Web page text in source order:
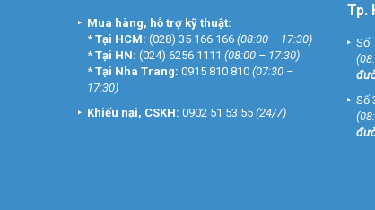
Mua hàng, hỗ trợ kỹ thuật:
* Tại HCM: (028) 35 166 166 (08:00 – 17:30)
* Tại HN: (024) 6256 1111 (08:00 – 17:30)
* Tại Nha Trang: 0915 810 810 (07:30 –
17:30)
Khiếu nại, CSKH: 0902 51 53 55 (24/7)
Tp.
Số
Số